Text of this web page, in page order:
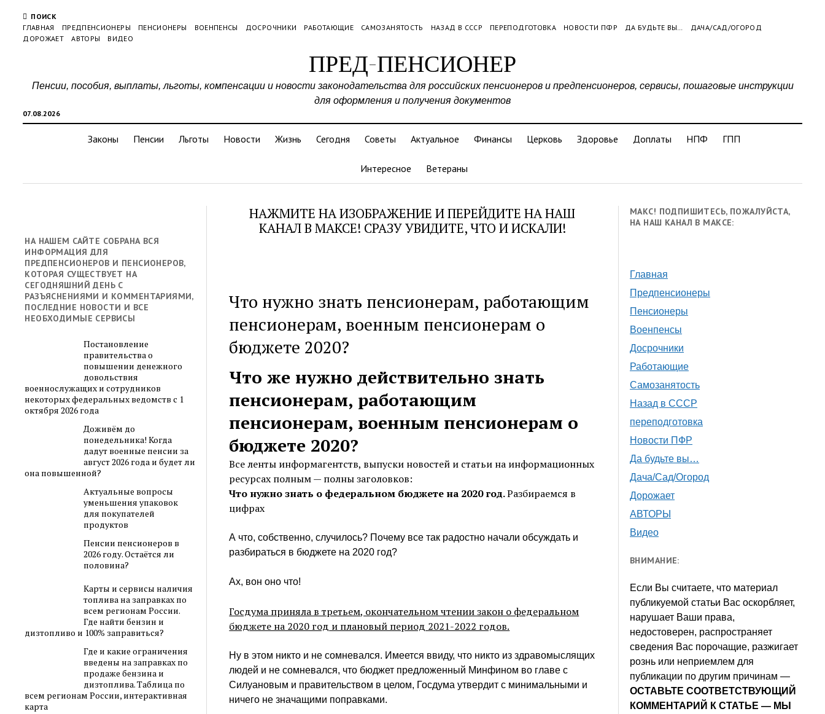
ПОИСК
ГЛАВНАЯ
ПРЕДПЕНСИОНЕРЫ ПЕНСИОНЕРЫ ВОЕНПЕНСЫ ДОСРОЧНИКИ РАБОТАЮЩИЕ САМОЗАНЯТОСТЬ НАЗАД В СССР ПЕРЕПОДГОТОВКА НОВОСТИ ПФР ДА БУДЬТЕ ВЫ…
ДАЧА/САД/ОГОРОД
ДОРОЖАЕТ
АВТОРЫ ВИДЕО
ПРЕД-ПЕНСИОНЕР
07.08.2026
Пенсии, пособия, выплаты, льготы, компенсации и новости законодательства для российских пенсионеров и предпенсионеров, сервисы, пошаговые инструкции
для оформления и получения документов
Законы Пенсии Льготы Новости Жизнь Сегодня Советы Актуальное Финансы Церковь Здоровье Доплаты НПФ ГПП
Интересное Ветераны
НА НАШЕМ САЙТЕ СОБРАНА ВСЯ
ИНФОРМАЦИЯ ДЛЯ
ПРЕДПЕНСИОНЕРОВ И ПЕНСИОНЕРОВ,
КОТОРАЯ СУЩЕСТВУЕТ НА
СЕГОДНЯШНИЙ ДЕНЬ С
РАЗЪЯСНЕНИЯМИ И КОММЕНТАРИЯМИ,
ПОСЛЕДНИЕ НОВОСТИ И ВСЕ
НЕОБХОДИМЫЕ СЕРВИСЫ
Постановление
правительства о
повышении денежного
довольствия
военнослужащих и сотрудников
некоторых федеральных ведомств с 1
октября 2026 года
Доживём до
понедельника! Когда
дадут военные пенсии за
август 2026 года и будет ли
она повышенной?
Актуальные вопросы
уменьшения упаковок
для покупателей
продуктов
Пенсии пенсионеров в
2026 году. Остаётся ли
половина?
Карты и сервисы наличия
топлива на заправках по
всем регионам России.
Где найти бензин и
дизтопливо и 100% заправиться?
Где и какие ограничения
введены на заправках по
продаже бензина и
дизтоплива. Таблица по
всем регионам России, интерактивная
карта
НАЖМИТЕ НА ИЗОБРАЖЕНИЕ И ПЕРЕЙДИТЕ НА НАШ
КАНАЛ В МАКСЕ! СРАЗУ УВИДИТЕ, ЧТО И ИСКАЛИ!
Что нужно знать пенсионерам, работающим
пенсионерам, военным пенсионерам о
бюджете 2020?
Что же нужно действительно знать
пенсионерам, работающим
пенсионерам, военным пенсионерам о
бюджете 2020?
Все ленты информагентств, выпуски новостей и статьи на информационных
ресурсах полным — полны заголовков:
Что нужно знать о федеральном бюджете на 2020 год.Разбираемся в
цифрах
А что, собственно, случилось? Почему все так радостно начали обсуждать и
разбираться в бюджете на 2020 год?
Ах, вон оно что!
Госдума приняла в третьем, окончательном чтении закон о федеральном
бюджете на 2020 год и плановый период 2021-2022 годов.
Ну в этом никто и не сомневался. Имеется ввиду, что никто из здравомыслящих
людей и не сомневался, что бюджет предложенный Минфином во главе с
Силуановым и правительством в целом, Госдума утвердит с минимальными и
ничего не значащими поправками.
МАКС! ПОДПИШИТЕСЬ, ПОЖАЛУЙСТА,
НА НАШ КАНАЛ В МАКСЕ:
Главная
Предпенсионеры
Пенсионеры
Военпенсы
Досрочники
Работающие
Самозанятость
Назад в СССР
переподготовка
Новости ПФР
Да будьте вы…
Дача/Сад/Огород
Дорожает
АВТОРЫ
Видео
ВНИМАНИЕ:
Если Вы считаете, что материал
публикуемой статьи Вас оскорбляет,
нарушает Ваши права,
недостоверен, распространяет
сведения Вас порочащие, разжигает
рознь или неприемлем для
публикации по другим причинам —
ОСТАВЬТЕ СООТВЕТСТВУЮЩИЙ
КОММЕНТАРИЙ К СТАТЬЕ — МЫ